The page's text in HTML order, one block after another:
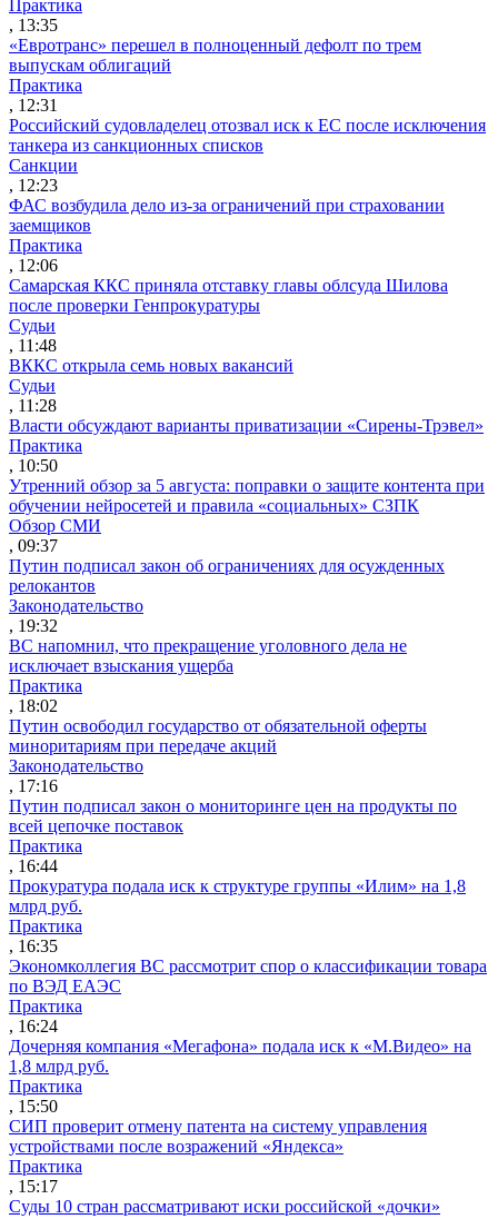
Практика
, 13:35
«Евротранс» перешел в полноценный дефолт по трем
выпускам облигаций
Практика
, 12:31
Российский судовладелец отозвал иск к ЕС после исключения
танкера из санкционных списков
Санкции
, 12:23
ФАС возбудила дело из-за ограничений при страховании
заемщиков
Практика
, 12:06
Самарская ККС приняла отставку главы облсуда Шилова
после проверки Генпрокуратуры
Судьи
, 11:48
ВККС открыла семь новых вакансий
Судьи
, 11:28
Власти обсуждают варианты приватизации «Сирены-Трэвел»
Практика
, 10:50
Утренний обзор за 5 августа: поправки о защите контента при
обучении нейросетей и правила «социальных» СЗПК
Обзор СМИ
, 09:37
Путин подписал закон об ограничениях для осужденных
релокантов
Законодательство
, 19:32
ВС напомнил, что прекращение уголовного дела не
исключает взыскания ущерба
Практика
, 18:02
Путин освободил государство от обязательной оферты
миноритариям при передаче акций
Законодательство
, 17:16
Путин подписал закон о мониторинге цен на продукты по
всей цепочке поставок
Практика
, 16:44
Прокуратура подала иск к структуре группы «Илим» на 1,8
млрд руб.
Практика
, 16:35
Экономколлегия ВС рассмотрит спор о классификации товара
по ВЭД ЕАЭС
Практика
, 16:24
Дочерняя компания «Мегафона» подала иск к «М.Видео» на
1,8 млрд руб.
Практика
, 15:50
СИП проверит отмену патента на систему управления
устройствами после возражений «Яндекса»
Практика
, 15:17
Суды 10 стран рассматривают иски российской «дочки»